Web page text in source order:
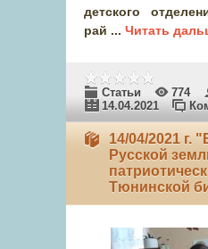
детского
рай ... Читать
Статьи 774
14.04.2021
14/04/2021 г.
Русской
Тюнинской